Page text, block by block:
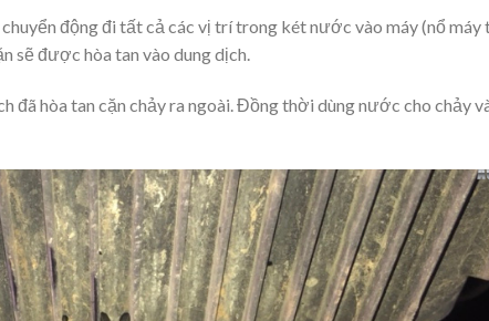
động đi tất cả các vị trí trong két nước vào máy (nổ máy
sẽ được hòa tan vào dung dịch.
đã hòa tan cặn chảy ra ngoài. Đồng thời dùng nước cho chảy